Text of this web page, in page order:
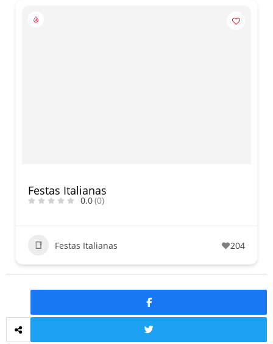
Festas Italianas
0.0(0)
Festas Italianas 204